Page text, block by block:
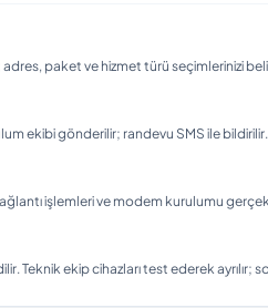
paket ve hizmet türü seçimlerinizi
ekibi gönderilir; randevu SMS ile bildirilir.
işlemleri ve modem kurulumu
Teknik ekip cihazları test ederek ayrılır;